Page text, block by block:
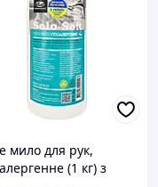
мило для рук,
(1 кг) з